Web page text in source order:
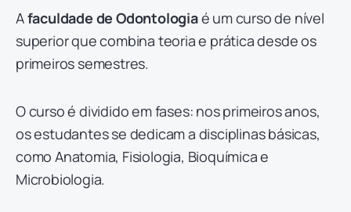
Afaculdade de Odontologiaé um curso de nível
superior que combina teoria e prática desde os
primeiros semestres.
O curso é dividido em fases: nos primeiros anos,
os estudantes se dedicam a disciplinas básicas,
como Anatomia, Fisiologia, Bioquímica e
Microbiologia.